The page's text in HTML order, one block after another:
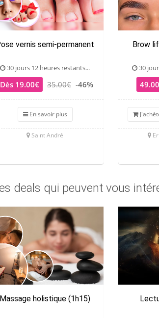
vernis semi-permanent
30 jours 12 heures restants...
Dès 19.00€ 35.00€ -46%
En savoir plus
Saint André
Brow
30
deals qui peuvent vous
Massage holistique (1h15)